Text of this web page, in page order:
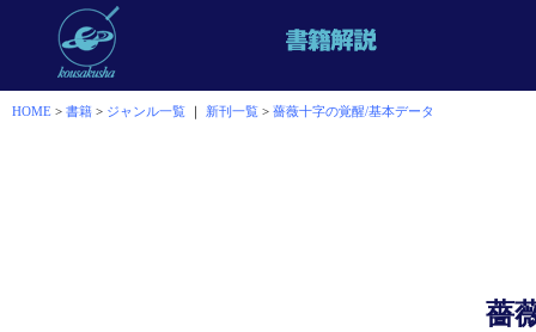
HOME > 書籍 > ジャンル一覧 ｜ 新刊一覧 > 薔薇十字の覚醒/基本データ
薔